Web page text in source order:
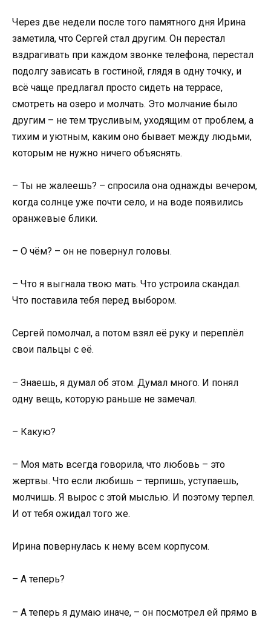
Через две недели после того памятного дня Ирина
заметила, что Сергей стал другим. Он перестал
вздрагивать при каждом звонке телефона, перестал
подолгу зависать в гостиной, глядя в одну точку, и
всё чаще предлагал просто сидеть на террасе,
смотреть на озеро и молчать. Это молчание было
другим – не тем трусливым, уходящим от проблем, а
тихим и уютным, каким оно бывает между людьми,
которым не нужно ничего объяснять.
– Ты не жалеешь? – спросила она однажды вечером,
когда солнце уже почти село, и на воде появились
оранжевые блики.
– О чём? – он не повернул головы.
– Что я выгнала твою мать. Что устроила скандал.
Что поставила тебя перед выбором.
Сергей помолчал, а потом взял её руку и переплёл
свои пальцы с её.
– Знаешь, я думал об этом. Думал много. И понял
одну вещь, которую раньше не замечал.
– Какую?
– Моя мать всегда говорила, что любовь – это
жертвы. Что если любишь – терпишь, уступаешь,
молчишь. Я вырос с этой мыслью. И поэтому терпел.
И от тебя ожидал того же.
Ирина повернулась к нему всем корпусом.
– А теперь?
– А теперь я думаю иначе, – он посмотрел ей прямо в